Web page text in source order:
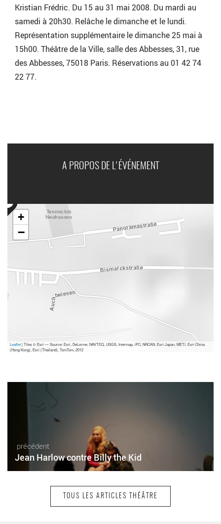
Kristian Frédric. Du 15 au 31 mai 2008. Du mardi au
samedi à 20h30. Relâche le dimanche et le lundi.
Représentation supplémentaire le dimanche 25 mai à
15h00. Théâtre de la Ville, salle des Abbesses, 31, rue
des Abbesses, 75018 Paris. Réservations au 01 42 74
22 77.
A PROPOS DE L'ÉVÉNEMENT
+
−
Leaflet| Tiles © Esri — Source: Esri, DeLorme, NAVTEQ, USGS, Intermap, iPC, NRCAN, Esri Japan, METI, Esri China
(Hong Kong), Esri (Thailand), TomTom, 2012
précédent
Jean Harlow contre Billy the Kid
TOUS LES ARTICLES THÉÂTRE